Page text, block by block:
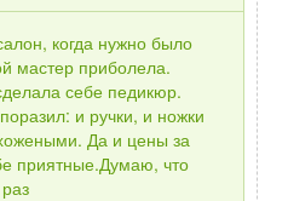
когда нужно было
мастер приболела.
себе педикюр.
и ручки, и ножки
Да и цены за
приятные.Думаю, что